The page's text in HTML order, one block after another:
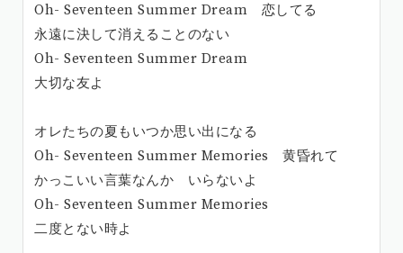
Oh- Seventeen Summer Dream 恋してる
永遠に決して消えることのない
Oh- Seventeen Summer Dream
大切な友よ
オレたちの夏もいつか思い出になる
Oh- Seventeen Summer Memories 黄昏れて
かっこいい言葉なんか いらないよ
Oh- Seventeen Summer Memories
二度とない時よ